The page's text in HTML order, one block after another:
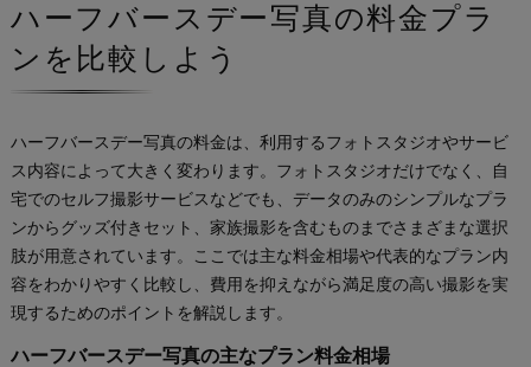
ハーフバースデー写真の料金プラ
ンを比較しよう
ハーフバースデー写真の料金は、利用するフォトスタジオやサービ
ス内容によって大きく変わります。フォトスタジオだけでなく、自
宅でのセルフ撮影サービスなどでも、データのみのシンプルなプラ
ンからグッズ付きセット、家族撮影を含むものまでさまざまな選択
肢が用意されています。ここでは主な料金相場や代表的なプラン内
容をわかりやすく比較し、費用を抑えながら満足度の高い撮影を実
現するためのポイントを解説します。
ハーフバースデー写真の主なプラン料金相場